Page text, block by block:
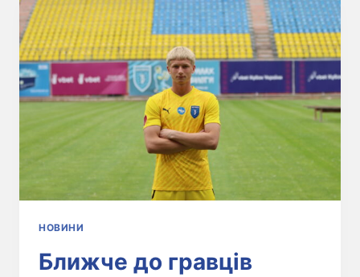
НОВИНИ
Ближче до гравців